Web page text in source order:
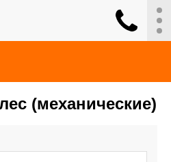
(механические)